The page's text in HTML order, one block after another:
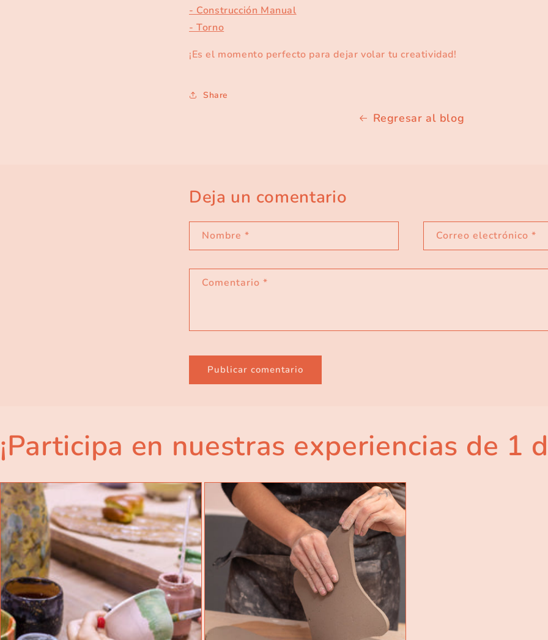
- Construcción Manual
- Torno
¡Es el momento perfecto para dejar volar tu creatividad!
Share
Regresar al blog
Deja un comentario
Nombre * Correo electrónico *
Comentario *
¡Participa en nuestras experiencias de 1